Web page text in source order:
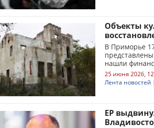
Объекты
В Приморье
нашли
25 июня 2026,
Лента новостей |
ЕР